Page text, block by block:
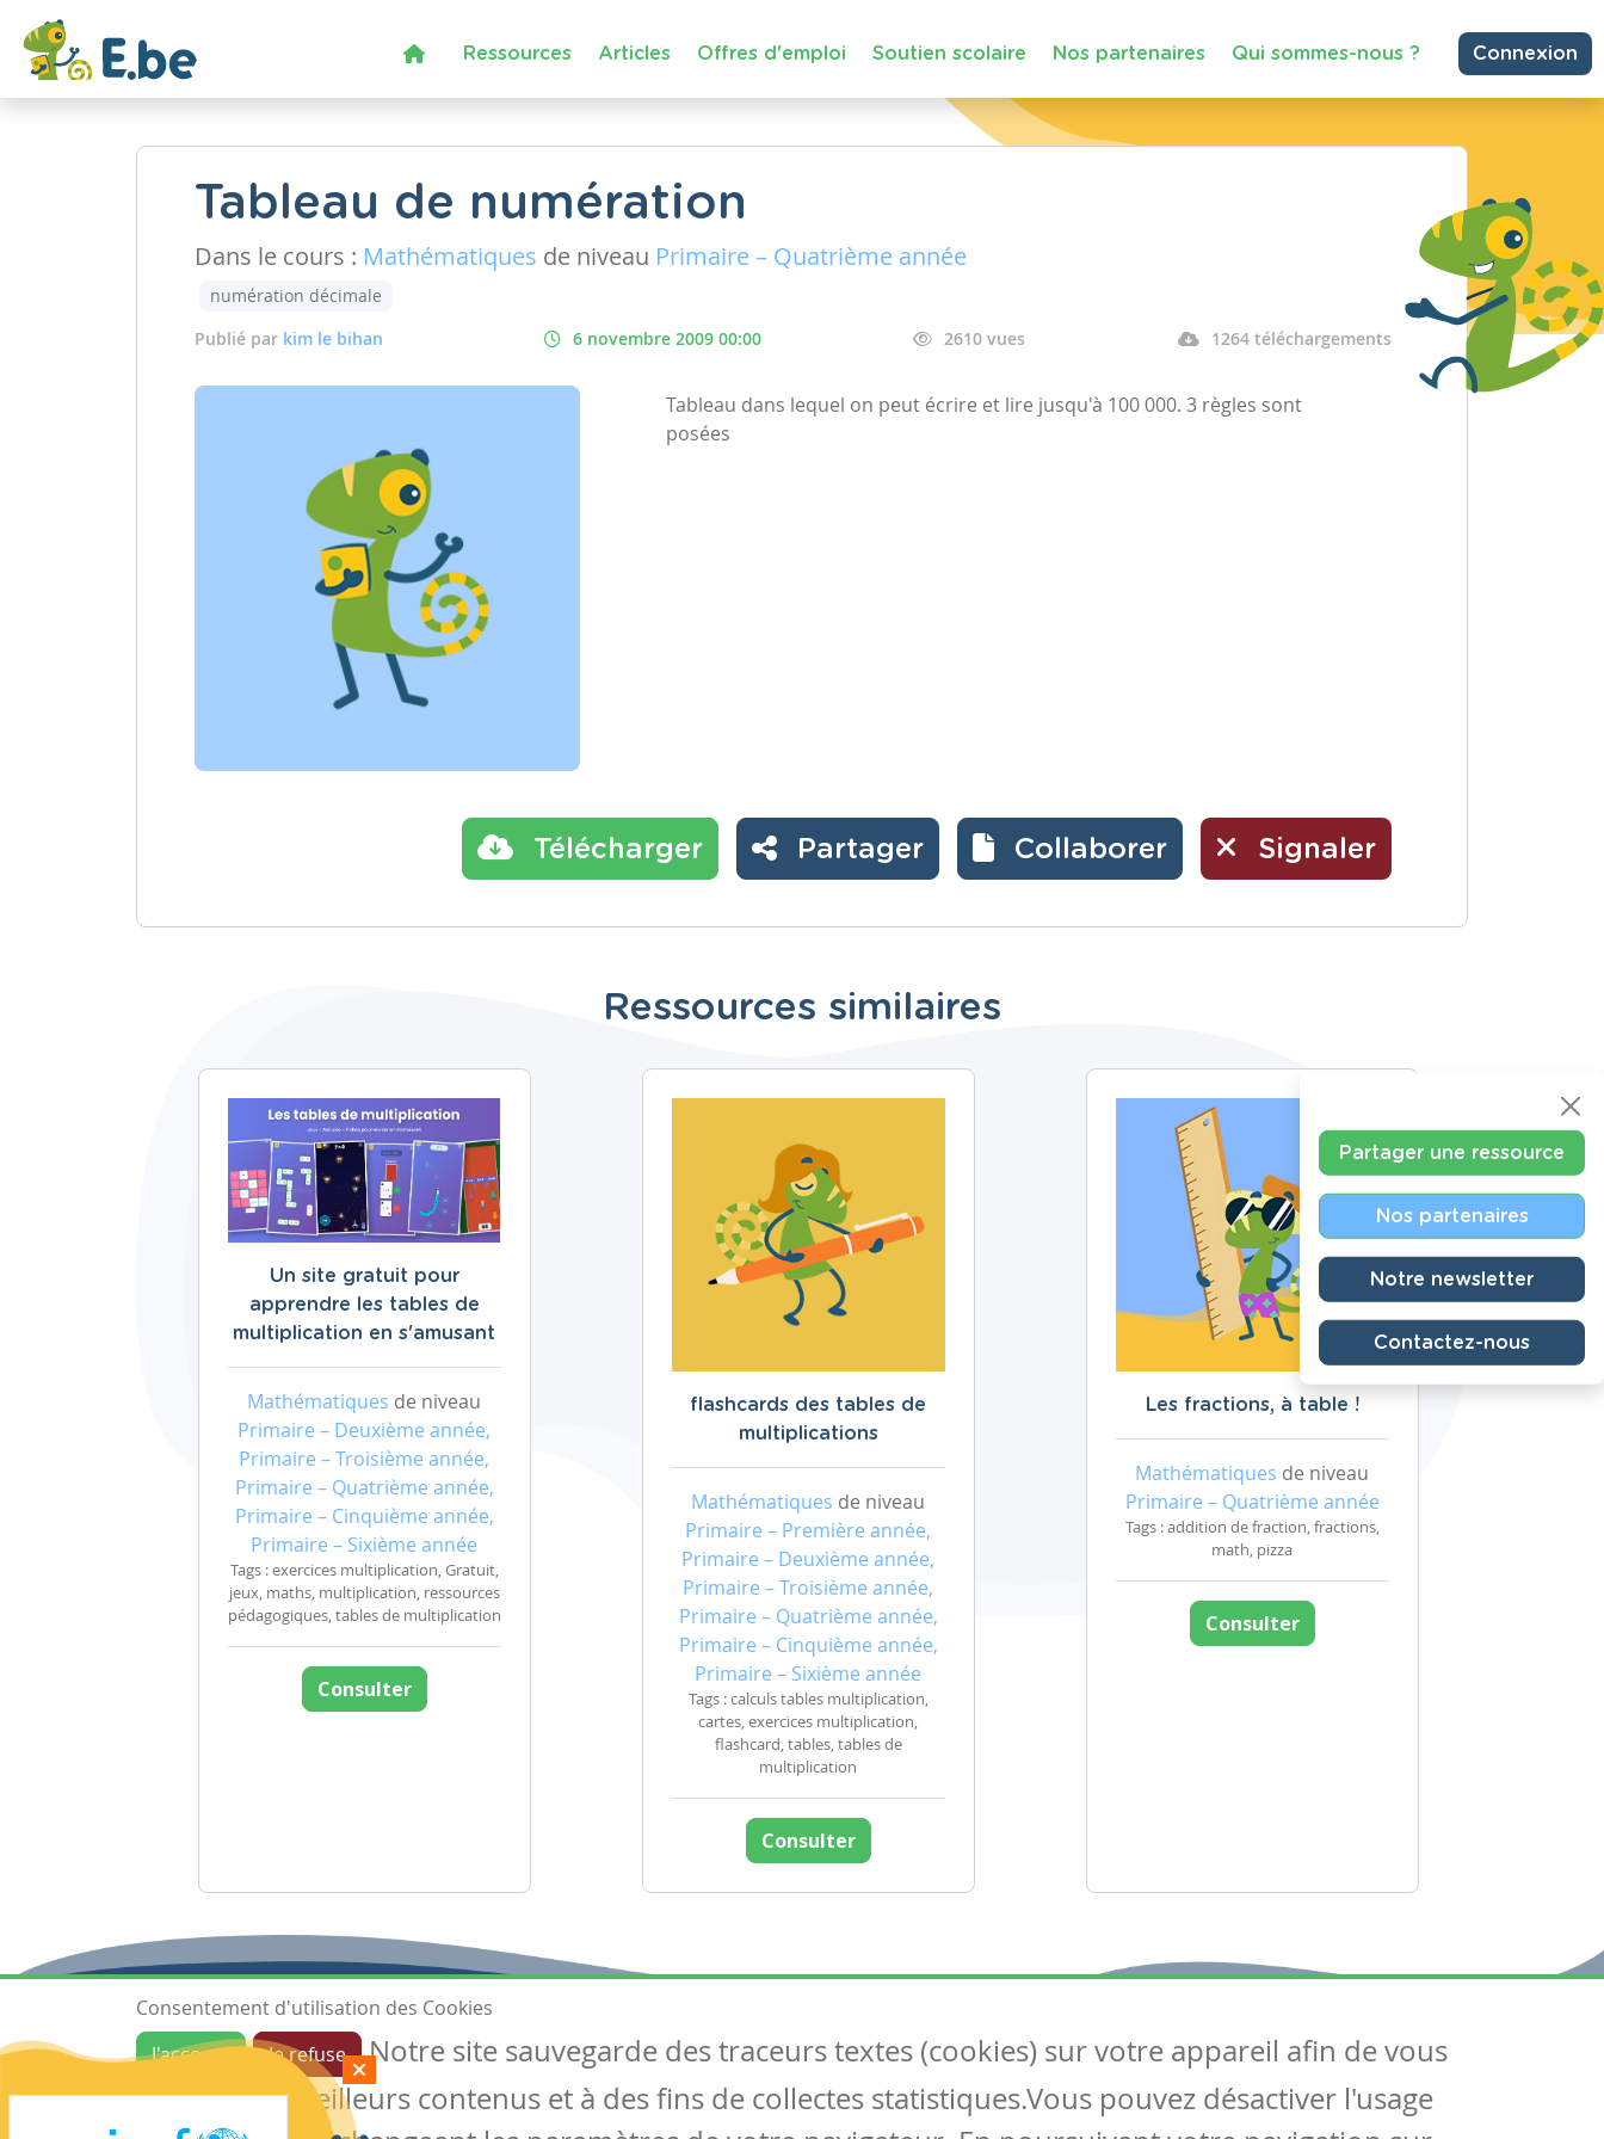
Ressources Articles Offres d'emploi Soutien scolaire Nos partenaires Qui sommes-nous ? Connexion
Tableau de numération
Dans le cours : Mathématiques de niveau Primaire – Quatrième année
numération décimale
Publié par kim le bihan 6 novembre 2009 00:00 2610 vues 1264 téléchargements
Tableau dans lequel on peut écrire et lire jusqu'à 100 000. 3 règles sont
posées
Télécharger Partager Collaborer Signaler
Ressources similaires
Un site gratuit pour
apprendre les tables de
multiplication en s'amusant
Mathématiques de niveau
Primaire – Deuxième année,
Primaire – Troisième année,
Primaire – Quatrième année,
Primaire – Cinquième année,
Primaire – Sixième année
Tags : exercices multiplication, Gratuit,
jeux, maths, multiplication, ressources
pédagogiques, tables de multiplication
Consulter
flashcards des tables de
multiplications
Mathématiques de niveau
Primaire – Première année,
Primaire – Deuxième année,
Primaire – Troisième année,
Primaire – Quatrième année,
Primaire – Cinquième année,
Primaire – Sixième année
Tags : calculs tables multiplication,
cartes, exercices multiplication,
flashcard, tables, tables de
multiplication
Consulter
Les fractions, à table !
Mathématiques de niveau
Primaire – Quatrième année
Tags : addition de fraction, fractions,
math, pizza
Consulter
Partager une ressource
Nos partenaires
Notre newsletter
Contactez-nous
Ressources
Les ressources
Créer une ressource
Articles
Tous les articles
Articles DYS
Suivez-nous
Contactez-nous
Soutien scolaire
Consentement d'utilisation des Cookies
J'accepte
Je refuse
Notre site sauvegarde des traceurs textes (cookies) sur votre appareil afin de vous
garantir de meilleurs contenus et à des fins de collectes statistiques.Vous pouvez désactiver l'usage